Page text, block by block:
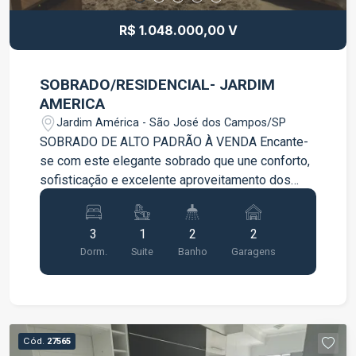
R$ 1.048.000,00 V
SOBRADO/RESIDENCIAL- JARDIM
AMERICA
Jardim América - São José dos Campos/SP
SOBRADO DE ALTO PADRÃO À VENDA Encante-
se com este elegante sobrado que une conforto,
sofisticação e excelente aproveitamento dos
espaços. Um imóvel pensado para quem valoriza
qualidade de vida, ambientes modernos e
acabamentos diferenciados. Com 147m² de área
total, o imóvel conta com 3 dormitórios, sendo
uma suíte master com closet e ar-condicionado
condicionado Móveis planejados de alta
qualidade em todos os ambientes, incluindo
3
Dorm.
1
Suite
2
Banho
2
Garagens
Cód. 27565